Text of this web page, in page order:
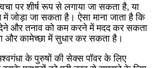
पर शीर्ष रूप से लगाया जा सकता है, या
में जोड़ा जा सकता है। ऐसा माना जाता है कि
देने और तनाव को कम करने में मदद कर सकता
और कामेच्छा में सुधार कर सकता है।
के पुरुषों की सेक्स पॉवर के लिए